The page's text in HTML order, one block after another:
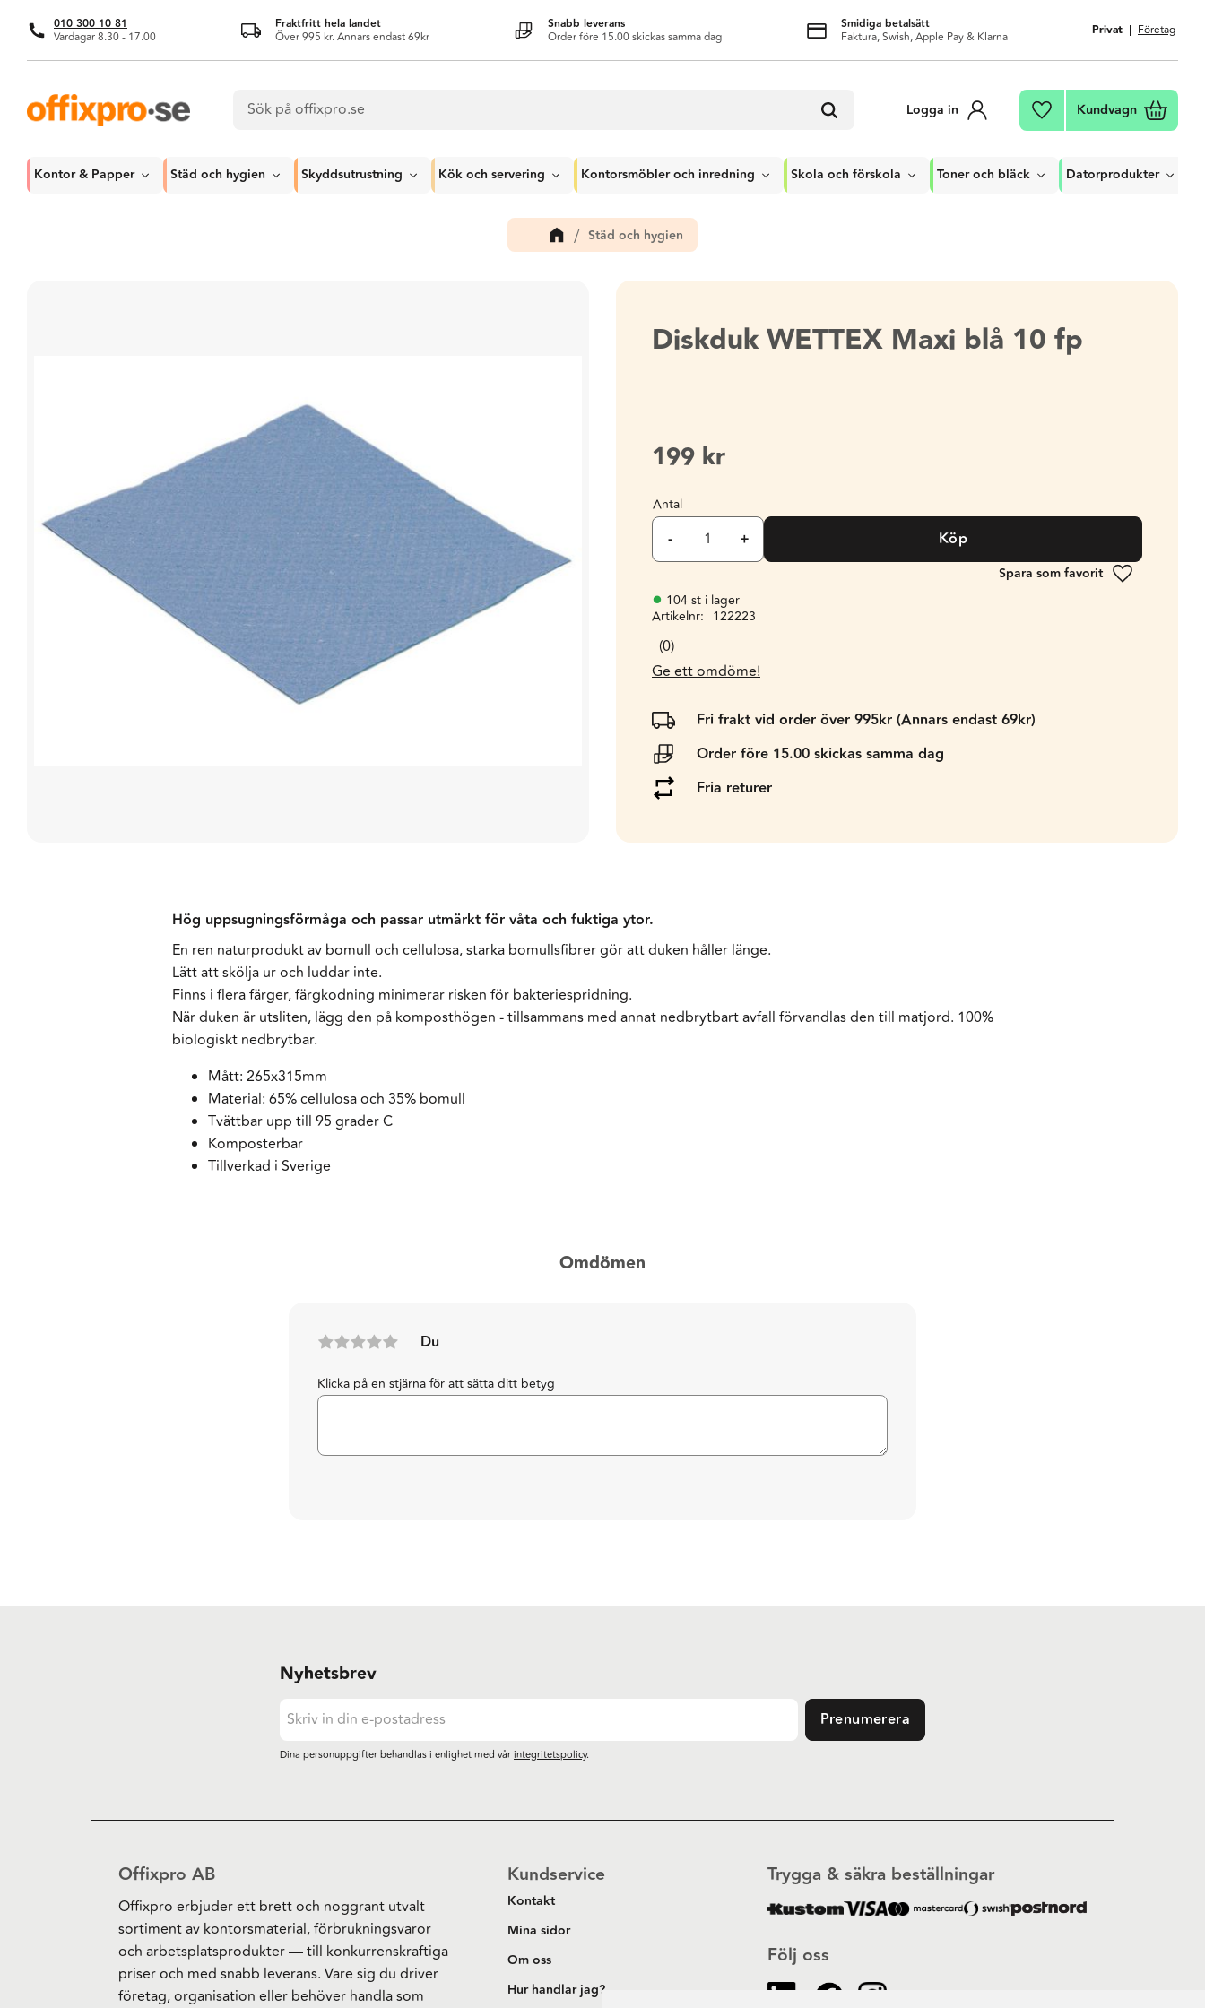
010 300 10 81
Vardagar 8.30 - 17.00
Fraktfritt hela landet
Över 995 kr. Annars endast 69kr
Snabb leverans
Order före 15.00 skickas samma dag
Smidiga betalsätt
Faktura, Swish, Apple Pay & Klarna Privat Företag
Logga in Favoriter
Kundvagn
Kontor & Papper Städ och hygien Skyddsutrustning Kök och servering Kontorsmöbler och inredning Skola och förskola Toner och bläck Datorprodukter
Städ och hygien
Diskduk WETTEX Maxi blå 10 fp
199 kr
Antal
+
- Köp
Lägg till i
104 st i lager
Artikelnr
122223
0
Ge ett omdöme!
Fri frakt vid order över 995kr (Annars endast 69kr)
Order före 15.00 skickas samma dag
Fria returer
Hög uppsugningsförmåga och passar utmärkt för våta och fuktiga ytor.
En ren naturprodukt av bomull och cellulosa, starka bomullsfibrer gör att duken håller länge.
Lätt att skölja ur och luddar inte.
Finns i flera färger, färgkodning minimerar risken för bakteriespridning.
När duken är utsliten, lägg den på komposthögen - tillsammans med annat nedbrytbart avfall förvandlas den till matjord. 100%
biologiskt nedbrytbar.
Mått: 265x315mm
Material: 65% cellulosa och 35% bomull
Tvättbar upp till 95 grader C
Komposterbar
Tillverkad i Sverige
Omdömen
Du
Klicka på en stjärna för att sätta ditt betyg
Nyhetsbrev
Prenumerera
Dina personuppgifter behandlas i enlighet med vårintegritetspolicy.
Offixpro AB
Offixpro erbjuder ett brett och noggrant utvalt
sortiment av kontorsmaterial, förbrukningsvaror
och arbetsplatsprodukter — till konkurrenskraftiga
priser och med snabb leverans. Vare sig du driver
företag, organisation eller behöver handla som
Kundservice
Kontakt
Mina sidor
Om oss
Hur handlar jag?
Följ oss
Trygga & säkra beställningar